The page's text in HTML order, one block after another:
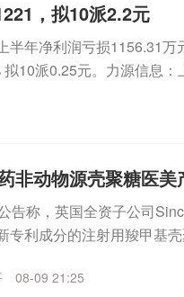
，拟10派2.2元
半年净利润亏损1156.31
10派0.25元。力源信息
非动物源壳聚糖医
告称，英国全资子公司
专利成分的注射用羧甲基
08-09 21:25